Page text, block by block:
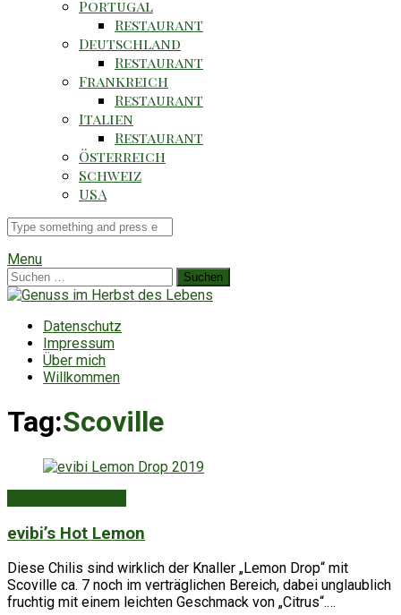
Portugal
Restaurant
Deutschland
Restaurant
Frankreich
Restaurant
Italien
Restaurant
Österreich
Schweiz
USA
Suche
für
Menu
Suchen
nach:
Datenschutz
Impressum
Über mich
Willkommen
Tag:Scoville
evibi’s Hot Lemon
Diese Chilis sind wirklich der Knaller „Lemon Drop“ mit
Scoville ca. 7 noch im verträglichen Bereich, dabei unglaublich
fruchtig mit einem leichten Geschmack von „Citrus“.…